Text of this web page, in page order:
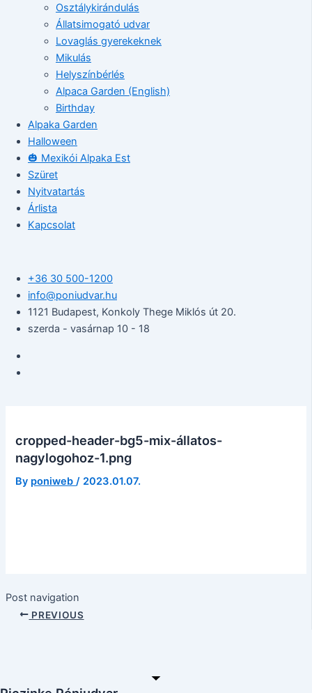
Osztálykirándulás
Állatsimogató udvar
Lovaglás gyerekeknek
Mikulás
Helyszínbérlés
Alpaca Garden (English)
Birthday
Alpaka Garden
Halloween
🎃 Mexikói Alpaka Est
Szüret
Nyitvatartás
Árlista
Kapcsolat
+36 30 500-1200​
info@poniudvar.hu
1121 Budapest, Konkoly Thege Miklós út 20.
szerda - vasárnap 10 - 18
cropped-header-bg5-mix-állatos-
nagylogohoz-1.png
By poniweb/ 2023.01.07.
Post navigation
PREVIOUS